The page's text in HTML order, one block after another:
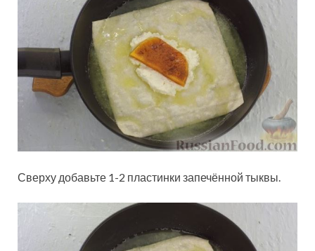
Сверху добавьте 1-2 пластинки запечённой тыквы.